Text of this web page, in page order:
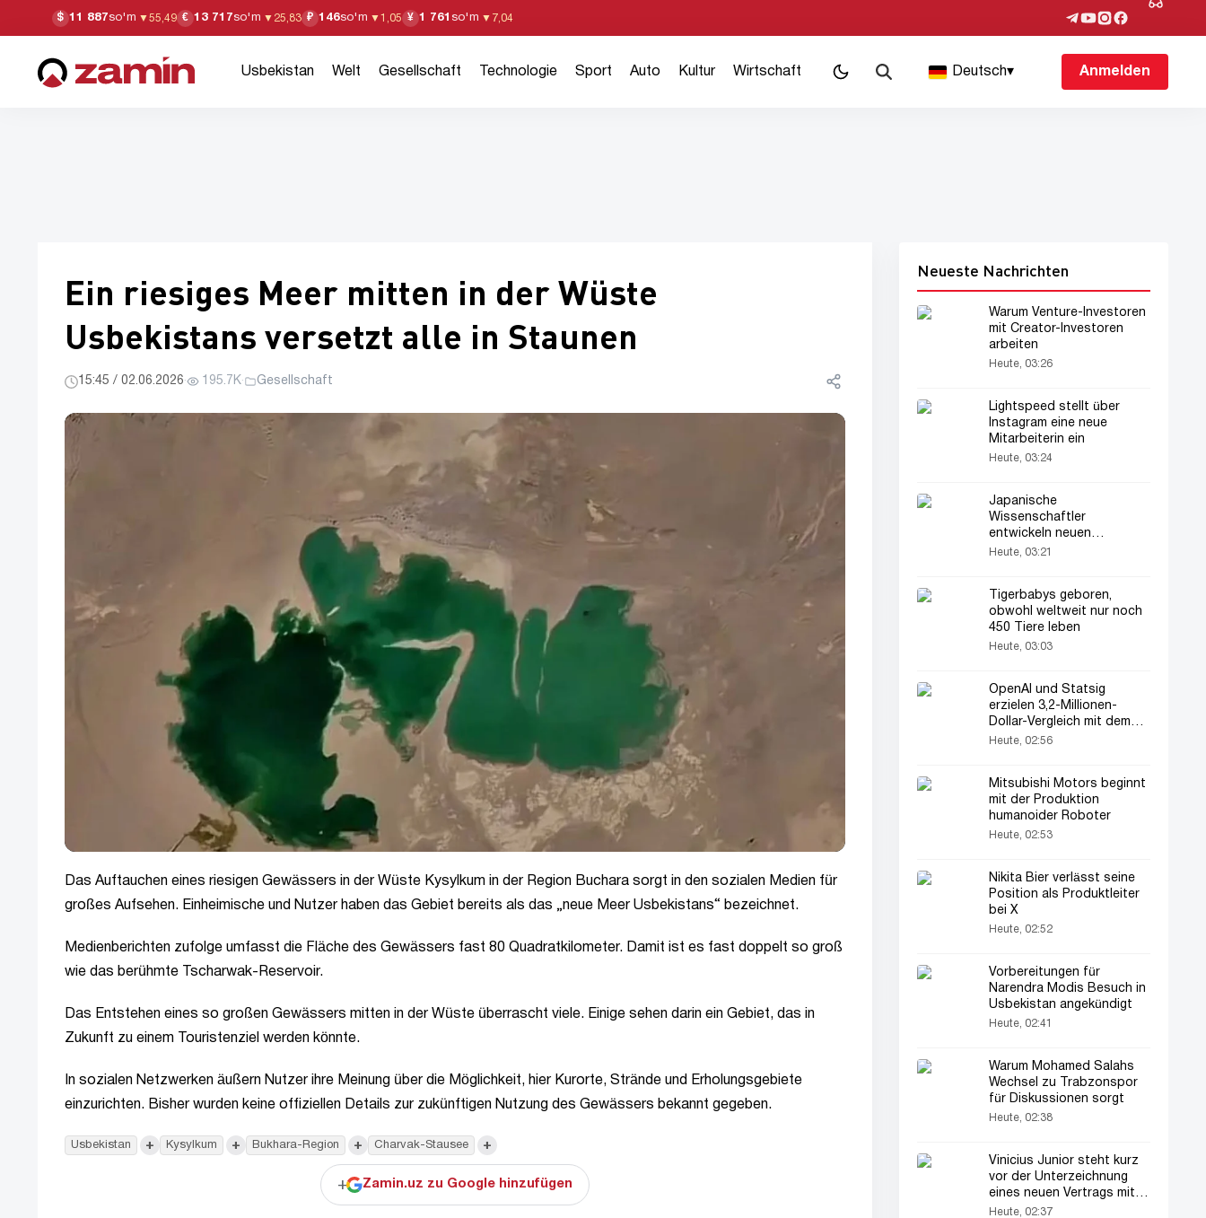
$ 11 887so'm ▼55,49 € 13 717so'm ▼ 25,83 ₽ 146so'm ▼1,05 ¥ 1 761 so'm ▼ 7,04
Usbekistan Welt Gesellschaft Technologie Sport Auto Kultur Wirtschaft Deutsch▾ Anmelden
Ein riesiges Meer mitten in der Wüste
Usbekistans versetzt alle in Staunen
15:45 / 02.06.2026· 195.7K· Gesellschaft
Das Auftauchen eines riesigen Gewässers in der Wüste Kysylkum in der Region Buchara sorgt in den sozialen Medien für
großes Aufsehen. Einheimische und Nutzer haben das Gebiet bereits als das „neue Meer Usbekistans“ bezeichnet.
Medienberichten zufolge umfasst die Fläche des Gewässers fast 80 Quadratkilometer. Damit ist es fast doppelt so groß
wie das berühmte Tscharwak-Reservoir.
Das Entstehen eines so großen Gewässers mitten in der Wüste überrascht viele. Einige sehen darin ein Gebiet, das in
Zukunft zu einem Touristenziel werden könnte.
In sozialen Netzwerken äußern Nutzer ihre Meinung über die Möglichkeit, hier Kurorte, Strände und Erholungsgebiete
einzurichten. Bisher wurden keine offiziellen Details zur zukünftigen Nutzung des Gewässers bekannt gegeben.
Usbekistan + Kysylkum + Bukhara-Region + Charvak-Stausee +
+ Zamin.uz zu Google hinzufügen
Neueste Nachrichten
Warum Venture-Investoren
mit Creator-Investoren
arbeiten
Heute, 03:26
Lightspeed stellt über
Instagram eine neue
Mitarbeiterin ein
Heute, 03:24
Japanische
Wissenschaftler
entwickeln neuen
Katalysator für Lithium-
Heute, 03:21
Tigerbabys geboren,
obwohl weltweit nur noch
450 Tiere leben
Heute, 03:03
OpenAI und Statsig
erzielen 3,2-Millionen-
Dollar-Vergleich mit dem
US-Justizministerium
Heute, 02:56
Mitsubishi Motors beginnt
mit der Produktion
humanoider Roboter
Heute, 02:53
Nikita Bier verlässt seine
Position als Produktleiter
bei X
Heute, 02:52
Vorbereitungen für
Narendra Modis Besuch in
Usbekistan angekündigt
Heute, 02:41
Warum Mohamed Salahs
Wechsel zu Trabzonspor
für Diskussionen sorgt
Heute, 02:38
Vinicius Junior steht kurz
vor der Unterzeichnung
eines neuen Vertrags mit
Real Madrid
Heute, 02:37